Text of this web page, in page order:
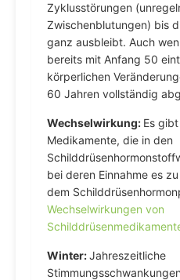
Zyklusstörungen
Zwischenblutungen) bis
ganz ausbleibt. Auch
bereits mit Anfang 50
körperlichen
60 Jahren vollständig
Wechselwirkung: Es
Medikamente, die in den
bei deren Einnahme es
dem
Wechselwirkungen von
Winter:Jahreszeitliche